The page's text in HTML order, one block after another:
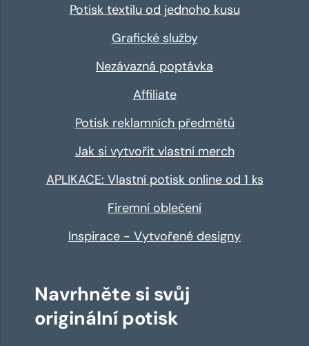
Potisk textilu od jednoho kusu
Grafické služby
Nezávazná poptávka
Affiliate
Potisk reklamních předmětů
Jak si vytvořit vlastní merch
APLIKACE: Vlastní potisk online od 1 ks
Firemní oblečení
Inspirace - Vytvořené designy
Navrhněte si svůj
originální potisk